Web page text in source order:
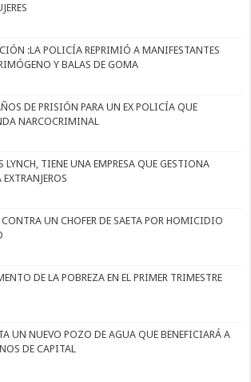
:LA POLICÍA REPRIMIÓ A MANIFESTANTES
Y BALAS DE GOMA
DE PRISIÓN PARA UN EX POLICÍA QUE
NARCOCRIMINAL
LYNCH, TIENE UNA EMPRESA QUE GESTIONA
UN CHOFER DE SAETA POR HOMICIDIO
DE LA POBREZA EN EL PRIMER TRIMESTRE
UN NUEVO POZO DE AGUA QUE BENEFICIARÁ A
DE CAPITAL